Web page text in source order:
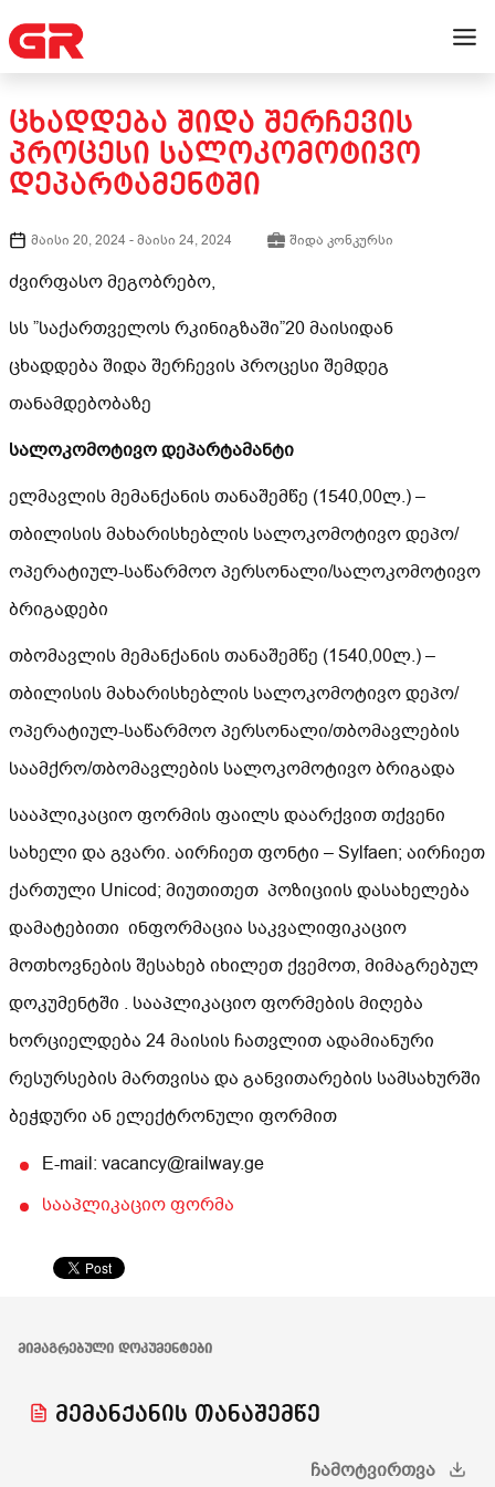
ᲪᲮᲐᲓᲓᲔᲑᲐ ᲨᲘᲓᲐ ᲨᲔᲠᲩᲔᲕᲘᲡ
ᲞᲠᲝᲪᲔᲡᲘ ᲡᲐᲚᲝᲙᲝᲛᲝᲢᲘᲕᲝ
ᲓᲔᲞᲐᲠᲢᲐᲛᲔᲜᲢᲨᲘ
მაისი 20, 2024 -მაისი 24, 2024 შიდა კონკურსი
ძვირფასო მეგობრებო,
სს ”საქართველოს რკინიგზაში”20 მაისიდან
ცხადდება შიდა შერჩევის პროცესი შემდეგ
თანამდებობაზე
სალოკომოტივო დეპარტამანტი
ელმავლის მემანქანის თანაშემწე (1540,00ლ.) –
თბილისის მახარისხებლის სალოკომოტივო დეპო/
ოპერატიულ-საწარმოო პერსონალი/სალოკომოტივო
ბრიგადები
თბომავლის მემანქანის თანაშემწე (1540,00ლ.) –
თბილისის მახარისხებლის სალოკომოტივო დეპო/
ოპერატიულ-საწარმოო პერსონალი/თბომავლების
საამქრო/თბომავლების სალოკომოტივო ბრიგადა
სააპლიკაციო ფორმის ფაილს დაარქვით თქვენი
სახელი და გვარი. აირჩიეთ ფონტი – Sylfaen; აირჩიეთ
ქართული Unicod; მიუთითეთ პოზიციის დასახელება
დამატებითი ინფორმაცია საკვალიფიკაციო
მოთხოვნების შესახებ იხილეთ ქვემოთ, მიმაგრებულ
დოკუმენტში . სააპლიკაციო ფორმების მიღება
ხორციელდება 24 მაისის ჩათვლით ადამიანური
რესურსების მართვისა და განვითარების სამსახურში
ბეჭდური ან ელექტრონული ფორმით
E-mail: vacancy@railway.ge
სააპლიკაციო ფორმა
ᲛᲘᲛᲐᲒᲠᲔᲑᲣᲚᲘ ᲓᲝᲙᲣᲛᲔᲜᲢᲔᲑᲘ
მემანქანის თანაშემწე
ᲩᲐᲛᲝᲢᲕᲘᲠᲗᲕᲐ